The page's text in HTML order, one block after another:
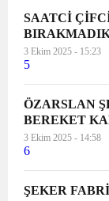
SAATCİ
3 Ekim 2025 - 15:23
5
ÖZARSLAN
BEREKET
3 Ekim 2025 - 14:58
6
ŞEKER